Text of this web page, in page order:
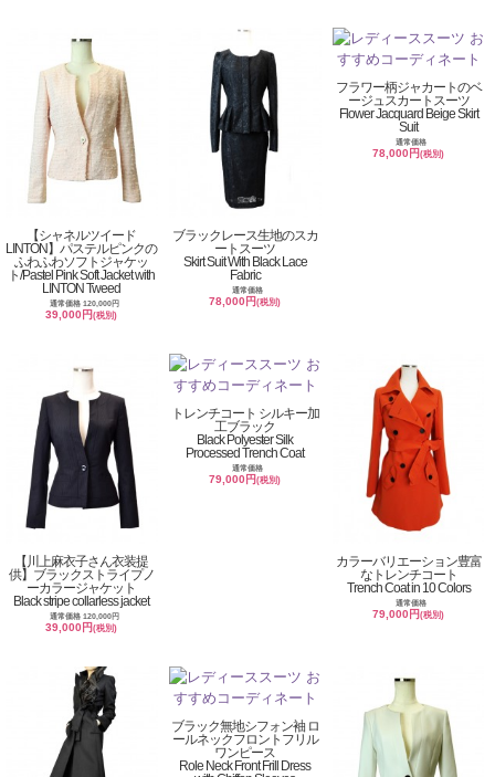
【シャネルツイード
LINTON】パステルピンクの
ふわふわソフトジャケッ
ト/Pastel Pink Soft Jacket with
LINTON Tweed
通常価格 120,000円
39,000円(税別)
ブラックレース生地のスカ
ートスーツ
Skirt Suit With Black Lace
Fabric
通常価格
78,000円(税別)
フラワー柄ジャカートのベ
ージュスカートスーツ
Flower Jacquard Beige Skirt
Suit
通常価格
78,000円(税別)
【川上麻衣子さん衣装提
供】ブラックストライプノ
ーカラージャケット
Black stripe collarless jacket
通常価格 120,000円
39,000円(税別)
トレンチコート シルキー加
工ブラック
Black Polyester Silk
Processed Trench Coat
通常価格
79,000円(税別)
カラーバリエーション豊富
なトレンチコート
Trench Coat in 10 Colors
通常価格
79,000円(税別)
ブラック無地シフォン袖 ロ
ールネックフロントフリル
ワンピース
Role Neck Front Frill Dress